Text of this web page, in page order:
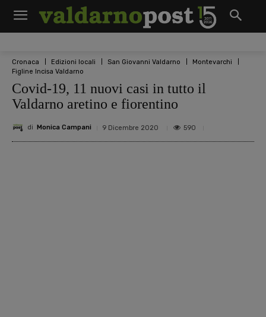
Cronaca Edizioni locali San Giovanni Valdarno
Montevarchi
Figline Incisa Valdarno
Covid-19, 11 nuovi casi in tutto il
Valdarno aretino e fiorentino
di Monica Campani 9 Dicembre 2020 590